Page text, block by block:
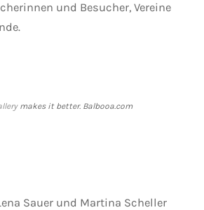
und Besucher, Vereine
makes it better. Balbooa.com
Sauer und Martina Scheller